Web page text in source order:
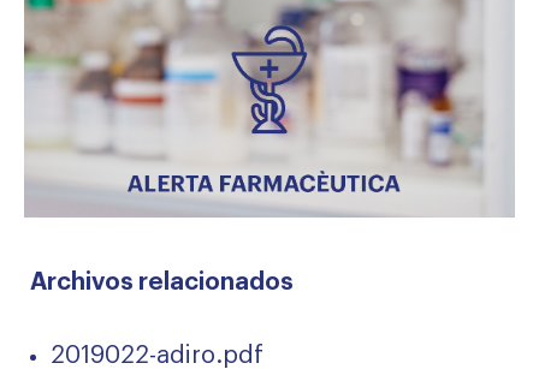
Archivos relacionados
2019022-adiro.pdf